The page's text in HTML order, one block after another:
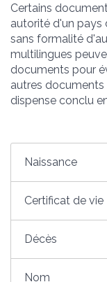
Certains
autorité d'un pays
sans formalité
multilingues
documents pour
autres
dispense conclu
Naissance
Certificat de vie
Décès
Nom